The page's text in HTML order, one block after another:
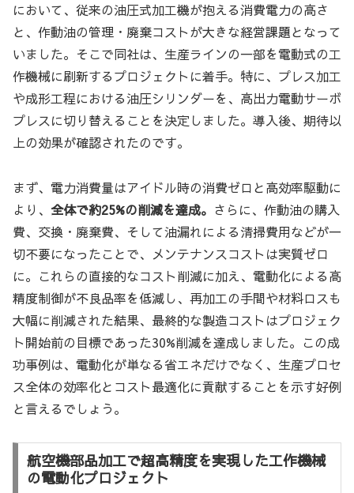
において、従来の油圧式加工機が抱える消費電力の高さ
と、作動油の管理・廃棄コストが大きな経営課題となって
いました。そこで同社は、生産ラインの一部を電動式の工
作機械に刷新するプロジェクトに着手。特に、プレス加工
や成形工程における油圧シリンダーを、高出力電動サーボ
プレスに切り替えることを決定しました。導入後、期待以
上の効果が確認されたのです。
まず、電力消費量はアイドル時の消費ゼロと高効率駆動に
より、 全体で約25%の削減を達成。 さらに、作動油の購入
費、交換・廃棄費、そして油漏れによる清掃費用などが一
切不要になったことで、メンテナンスコストは実質ゼロ
に。これらの直接的なコスト削減に加え、電動化による高
精度制御が不良品率を低減し、再加工の手間や材料ロスも
大幅に削減された結果、最終的な製造コストはプロジェク
ト開始前の目標であった30%削減を達成しました。この成
功事例は、電動化が単なる省エネだけでなく、生産プロセ
ス全体の効率化とコスト最適化に貢献することを示す好例
と言えるでしょう。
航空機部品加工で超高精度を実現した工作機械
の電動化プロジェクト